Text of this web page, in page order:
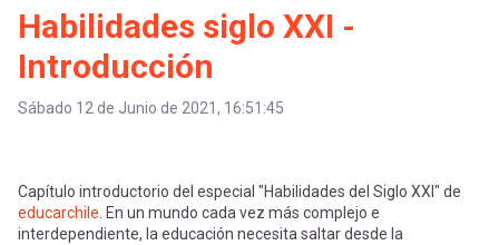
a
mi
Habilidades siglo XXI -
Introducción
Sábado 12 de Junio de 2021, 16:51:45
Capítulo introductorio del especial "Habilidades del Siglo XXI" de
educarchile . En un mundo cada vez más complejo e
interdependiente, la educación necesita saltar desde la